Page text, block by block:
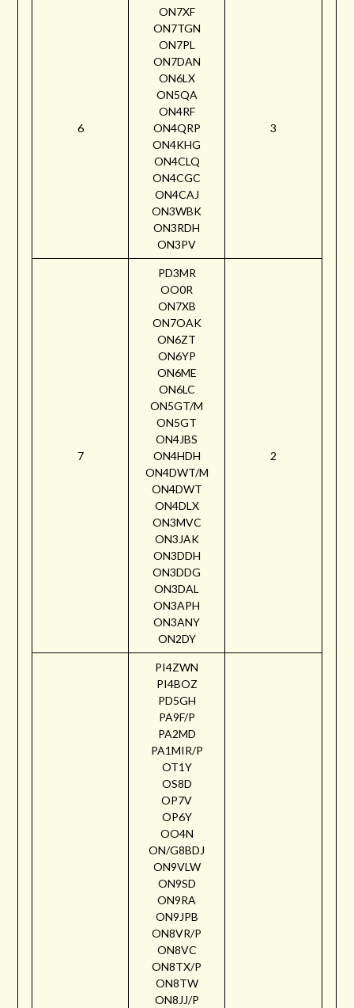
6
ON7XF
ON7TGN
ON7PL
ON7DAN
ON6LX
ON5QA
ON4RF
ON4QRP
ON4KHG
ON4CLQ
ON4CGC
ON4CAJ
ON3WBK
ON3RDH
ON3PV
3
7
PD3MR
OO0R
ON7XB
ON7OAK
ON6ZT
ON6YP
ON6ME
ON6LC
ON5GT/M
ON5GT
ON4JBS
ON4HDH
ON4DWT/M
ON4DWT
ON4DLX
ON3MVC
ON3JAK
ON3DDH
ON3DDG
ON3DAL
ON3APH
ON3ANY
ON2DY
2
PI4ZWN
PI4BOZ
PD5GH
PA9F/P
PA2MD
PA1MIR/P
OT1Y
OS8D
OP7V
OP6Y
OO4N
ON/G8BDJ
ON9VLW
ON9SD
ON9RA
ON9JPB
ON8VR/P
ON8VC
ON8TX/P
ON8TW
ON8JJ/P